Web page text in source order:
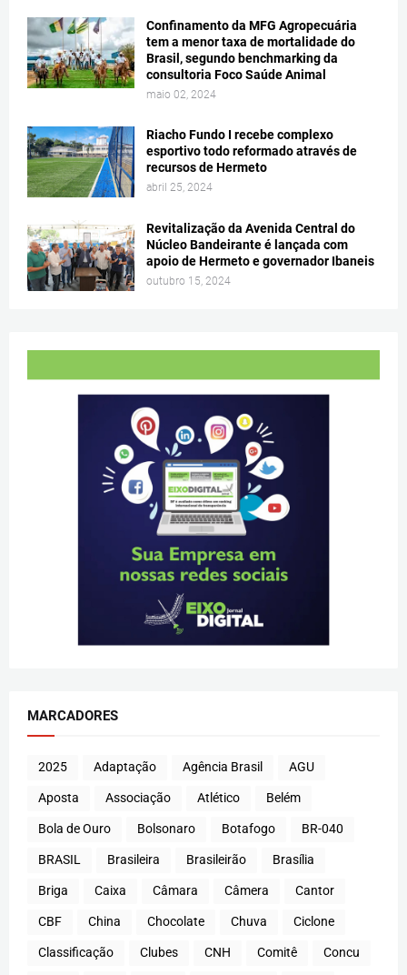
Confinamento da MFG Agropecuária
tem a menor taxa de mortalidade do
Brasil, segundo benchmarking da
consultoria Foco Saúde Animal
maio 02, 2024
Riacho Fundo I recebe complexo
esportivo todo reformado através de
recursos de Hermeto
abril 25, 2024
Revitalização da Avenida Central do
Núcleo Bandeirante é lançada com
apoio de Hermeto e governador Ibaneis
outubro 15, 2024
MARCADORES
2025 Adaptação Agência Brasil AGU
Aposta Associação Atlético Belém
Bola de Ouro Bolsonaro Botafogo BR-040
BRASIL Brasileira Brasileirão Brasília
Briga Caixa Câmara Câmera Cantor
CBF China Chocolate Chuva Ciclone
Classificação Clubes CNH Comitê Concu